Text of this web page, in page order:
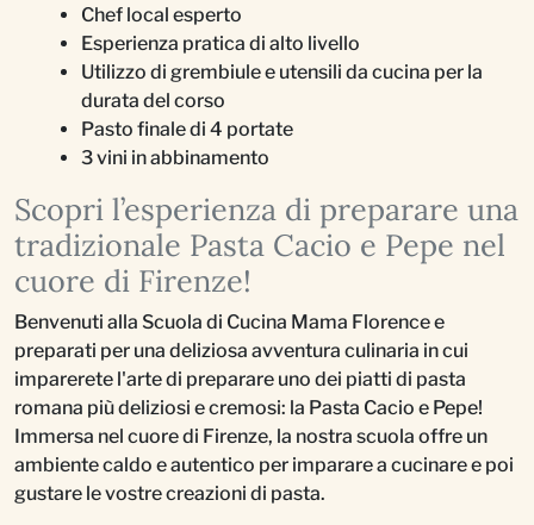
Chef local esperto
Esperienza pratica di alto livello
Utilizzo di grembiule e utensili da cucina per la
durata del corso
Pasto finale di 4 portate
3 vini in abbinamento
Scopri l’esperienza di preparare una
tradizionale Pasta Cacio e Pepe nel
cuore di Firenze!
Benvenuti alla Scuola di Cucina Mama Florence e
preparati per una deliziosa avventura culinaria in cui
imparerete l'arte di preparare uno dei piatti di pasta
romana più deliziosi e cremosi: la Pasta Cacio e Pepe!
Immersa nel cuore di Firenze, la nostra scuola offre un
ambiente caldo e autentico per imparare a cucinare e poi
gustare le vostre creazioni di pasta.